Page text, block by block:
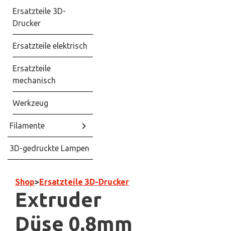
Ersatzteile 3D-
Drucker
Ersatzteile elektrisch
Ersatzteile
mechanisch
Werkzeug
Filamente keyboard_arrow_right
3D-gedruckte Lampen
Shop>Ersatzteile 3D-Drucker
Extruder
Düse 0.8mm